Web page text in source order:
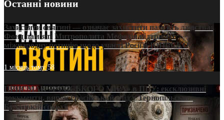
Останні новини
Захистити святині — означає захистити пам’ять людства:
Фонд пам’яті Митрополита Мефодія підтримує
міжнародну петицію щодо участі Росії в ЮНЕСКО
1 місяць тому58
ПРИСМАК «РУССЬКОГО МІРА» в ПЦУ: ексклюзивні
документи, вирок і російський слід у Тернопільсько-
Бучацькій єпархії